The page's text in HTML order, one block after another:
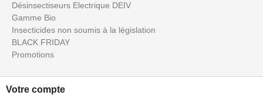
Désinsectiseurs Electrique DEIV
Gamme Bio
Insecticides non soumis à la législation
BLACK FRIDAY
Promotions
Votre compte